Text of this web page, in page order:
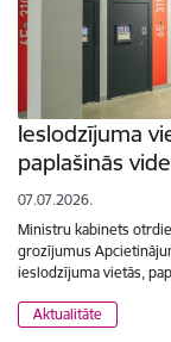
Ieslodzījuma
paplašinās
07.07.2026.
Ministru kabinets
grozījumus
ieslodzījuma vietās,
Aktualitāte